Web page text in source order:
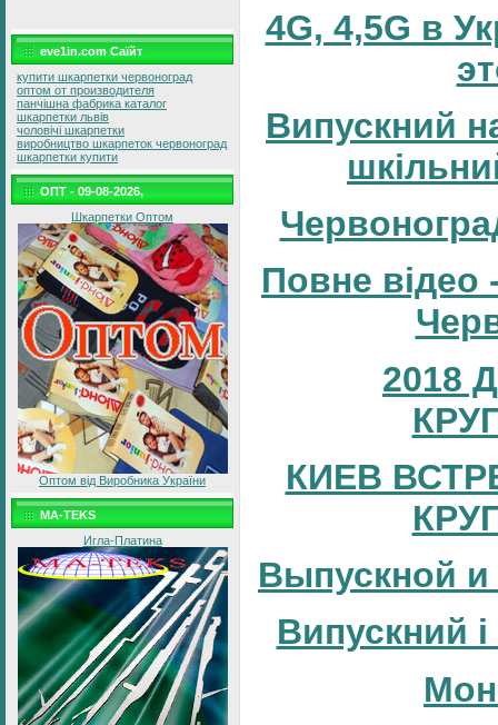
eve1in.com Саїйт
купити шкарпетки червоноград
оптом от производителя
панчішна фабрика каталог
шкарпетки львів
чоловічі шкарпетки
виробництво шкарпеток червоноград
шкарпетки купити
ОПТ - 09-08-2026,
Шкарпетки Оптом
Оптом від Виробника України
MA-TEKS
Игла-Платина
4G, 4,5G в
Випускний
Повне відео
2018
КИЕВ
Выпускной и
Випускний